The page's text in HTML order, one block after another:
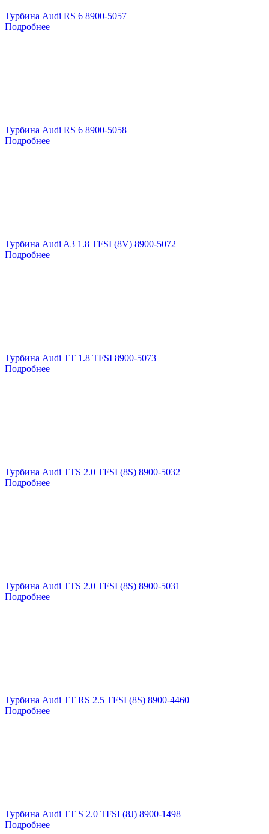
Турбина Audi RS 6 8900-5057
Подробнее
Турбина Audi RS 6 8900-5058
Подробнее
Турбина Audi A3 1.8 TFSI (8V) 8900-5072
Подробнее
Турбина Audi TT 1.8 TFSI 8900-5073
Подробнее
Турбина Audi TTS 2.0 TFSI (8S) 8900-5032
Подробнее
Турбина Audi TTS 2.0 TFSI (8S) 8900-5031
Подробнее
Турбина Audi TT RS 2.5 TFSI (8S) 8900-4460
Подробнее
Турбина Audi TT S 2.0 TFSI (8J) 8900-1498
Подробнее